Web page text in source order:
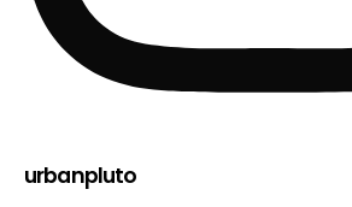
urbanpluto